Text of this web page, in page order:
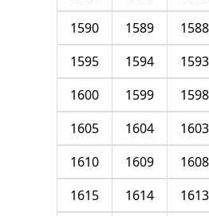
1588
1589
1590
1593
1594
1595
1598
1599
1600
1603
1604
1605
1608
1609
1610
1613
1614
1615